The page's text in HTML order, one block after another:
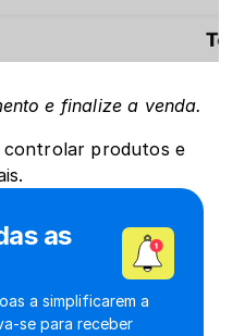
e finalize a venda.
controlar produtos e
as
a simplificarem a
se para receber